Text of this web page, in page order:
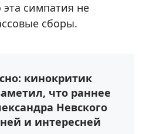
эта симпатия не
сборы.
кинокритик
что раннее
Невского
и интересней